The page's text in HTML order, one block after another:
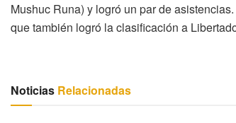
Mushuc Runa) y logró un par de
que también logró la clasificación a
Noticias Relacionadas